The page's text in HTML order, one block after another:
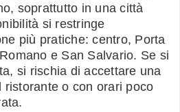
soprattutto in una città
si restringe
più pratiche: centro, Porta
e San Salvario. Se si
si rischia di accettare una
o con orari poco